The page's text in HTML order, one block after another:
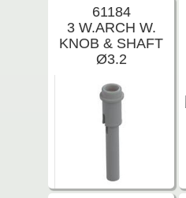
61184
3 W.ARCH W.
KNOB & SHAFT
Ø3.2